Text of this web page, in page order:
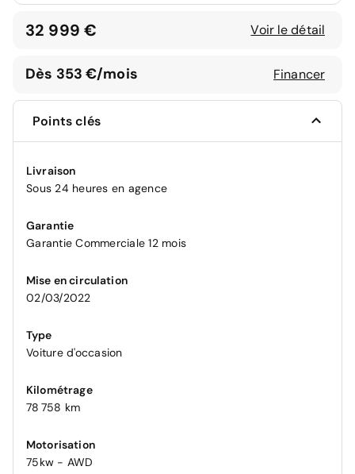
32 999 € Voir le détail
Dès 353 €/mois Financer
Points clés
Livraison
Sous 24 heures en agence
Garantie
Garantie Commerciale 12 mois
Mise en circulation
02/03/2022
Type
Voiture d'occasion
Kilométrage
78 758 km
Motorisation
75kw - AWD